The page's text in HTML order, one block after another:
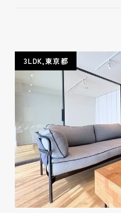
3LDK,東京都